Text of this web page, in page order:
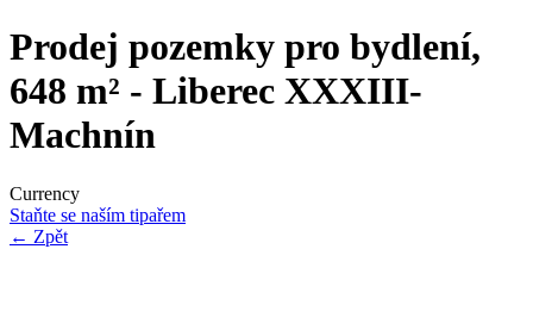
Prodej pozemky pro bydlení,
648 m² - Liberec XXXIII-
Machnín
Currency
Staňte se naším tipařem
← Zpět